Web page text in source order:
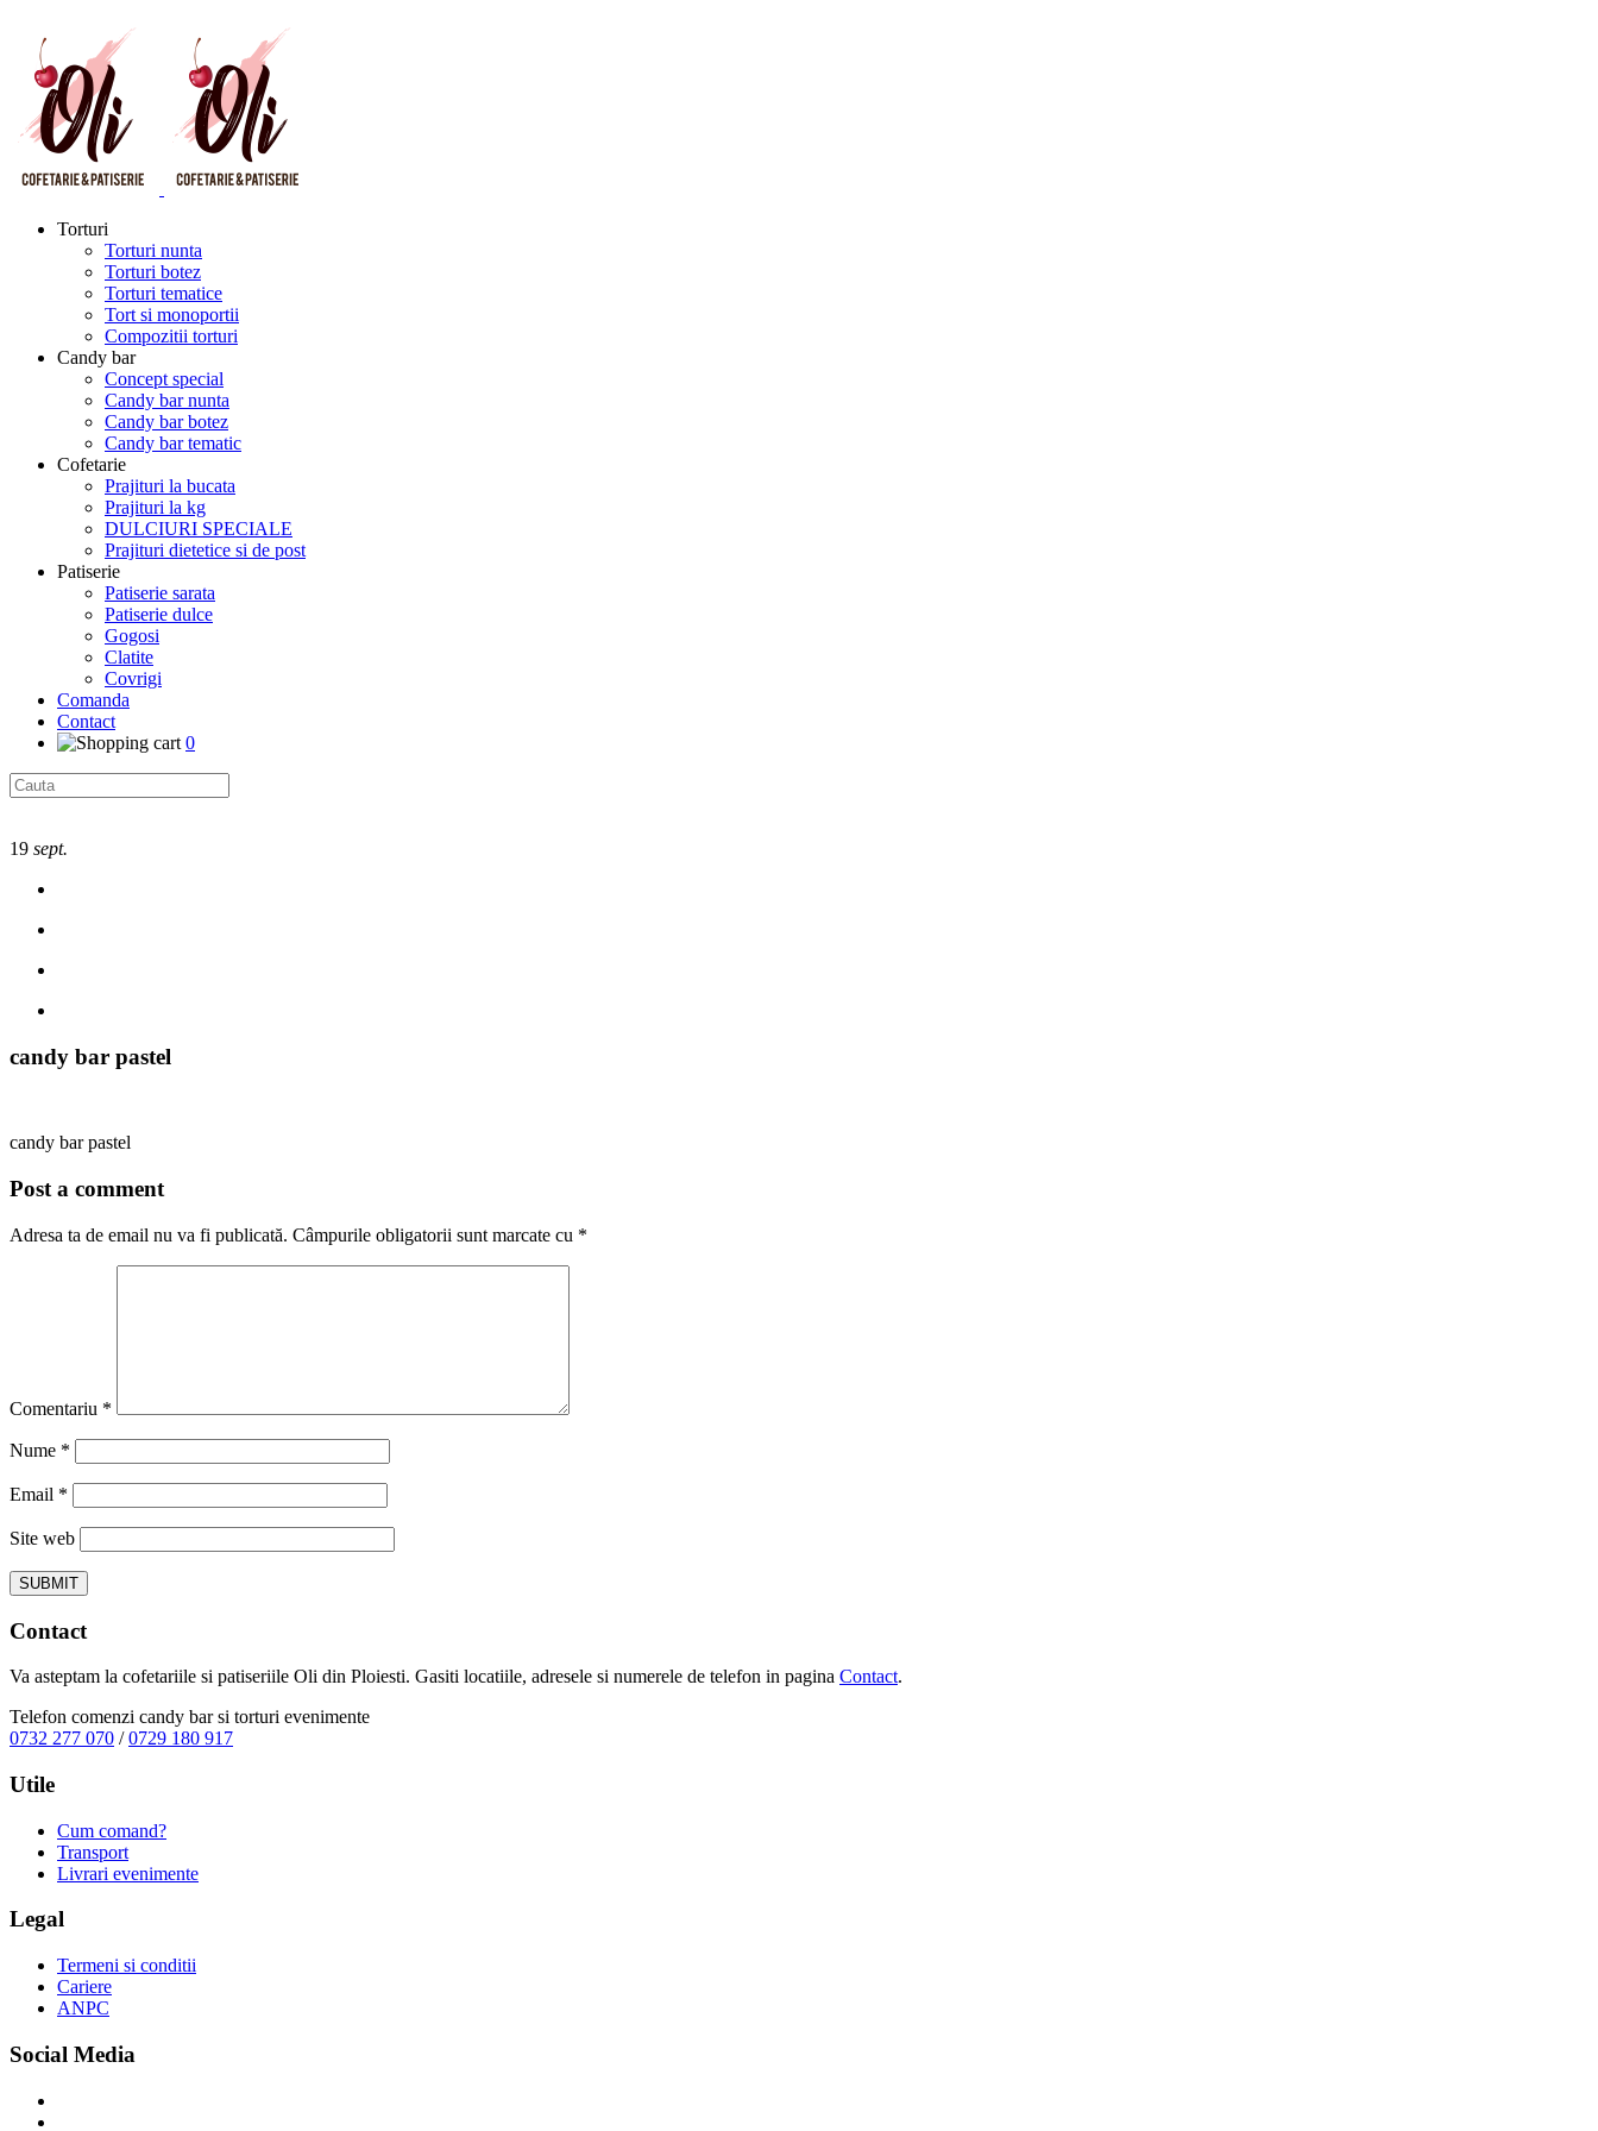
Torturi
Torturi nunta
Torturi botez
Torturi tematice
Tort si monoportii
Compozitii torturi
Candy bar
Concept special
Candy bar nunta
Candy bar botez
Candy bar tematic
Cofetarie
Prajituri la bucata
Prajituri la kg
DULCIURI SPECIALE
Prajituri dietetice si de post
Patiserie
Patiserie sarata
Patiserie dulce
Gogosi
Clatite
Covrigi
Comanda
Contact
0
19 sept.
candy bar pastel
candy bar pastel
Post a comment
Adresa ta de email nu va fi publicată. Câmpurile obligatorii sunt marcate cu *
Comentariu *
Nume *
Email *
Site web
Contact
Va asteptam la cofetariile si patiseriile Oli din Ploiesti. Gasiti locatiile, adresele si numerele de telefon in pagina Contact.
Telefon comenzi candy bar si torturi evenimente
0732 277 070 /0729 180 917
Utile
Cum comand?
Transport
Livrari evenimente
Legal
Termeni si conditii
Cariere
ANPC
Social Media